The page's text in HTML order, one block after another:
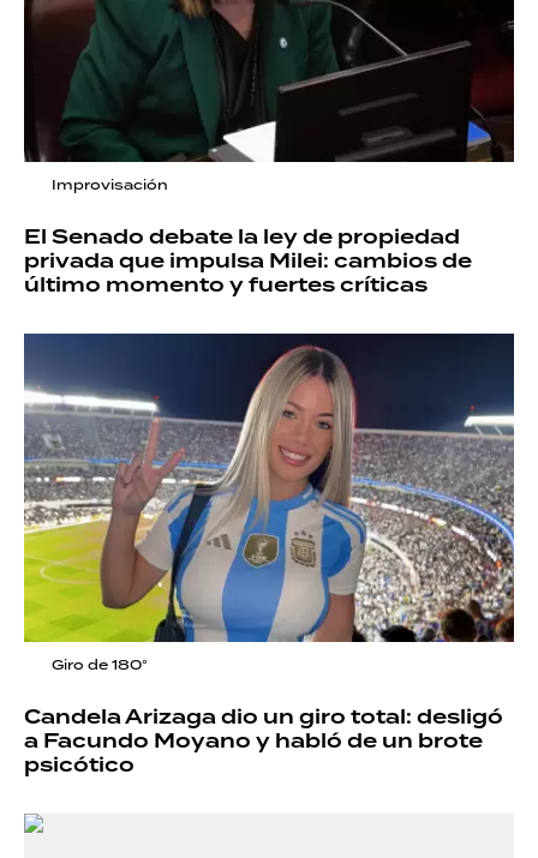
Improvisación
El Senado debate la ley de propiedad
privada que impulsa Milei: cambios de
último momento y fuertes críticas
Giro de 180°
Candela Arizaga dio un giro total: desligó
a Facundo Moyano y habló de un brote
psicótico